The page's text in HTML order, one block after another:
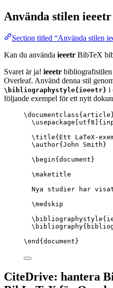
Använda stilen ieeetr
Section titled “Använda stilen
Kan du använda ieeetr BibTeX
Svaret är ja! ieeetr bibliografistilen
Overleaf. Använd denna stil
\bibliographystyle{ieeetr} i
följande exempel för ett nytt
\documentclass{ article
\usepackage
utf8 ]{
\title{Ett LaTeX-
\author{John Smith}
\begin{ document }
\maketitle
Nya studier har
\medskip
\bibliographystyle
\bibliography
\end { document }
CiteDrive: hantera